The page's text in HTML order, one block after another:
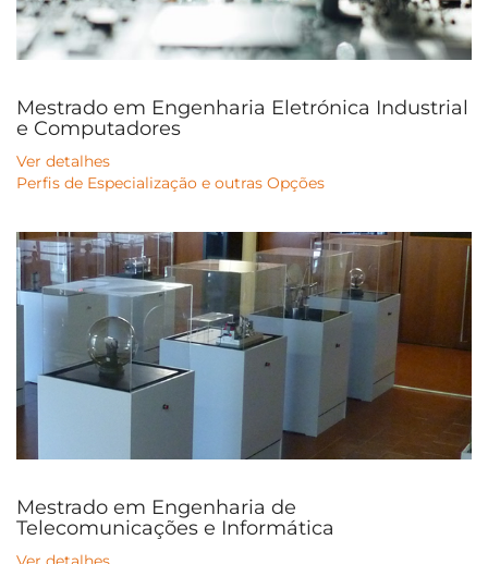
Mestrado em Engenharia Eletrónica Industrial
e Computadores
Ver detalhes
Perfis de Especialização e outras Opções
Mestrado em Engenharia de
Telecomunicações e Informática